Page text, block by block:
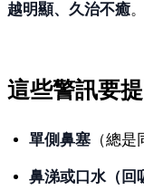
越明顯、久治不癒。
這些警訊要
單側鼻塞 （總是
鼻涕或口水（回